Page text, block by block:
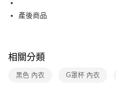
全家取貨付款
每筆NT$80，滿NT$1,000(含以上)
每筆NT$80，滿NT$1,000(含以上)
7-11取貨付款
產後商品
相關分類
黑色 內衣 G罩杯 內衣